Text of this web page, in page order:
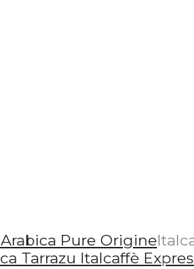
Arabica Pure Origine